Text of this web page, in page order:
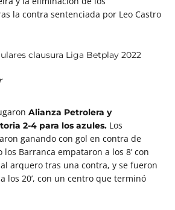
la contra sentenciada por Leo Castro
Alianza Petrolera y
2-4 para los azules. Los
ganando con gol en contra de
los Barranca empataron a los 8’ con
arquero tras una contra, y se fueron
los 20’, con un centro que terminó